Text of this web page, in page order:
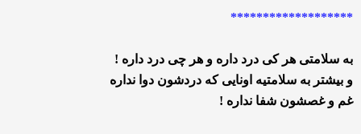
*******************
به سلامتی هر کی‌ درد داره و هر چی‌ درد داره !
و بیشتر به سلامتیه اونایی که دردشون دوا نداره
غم و غصشون شفا نداره !